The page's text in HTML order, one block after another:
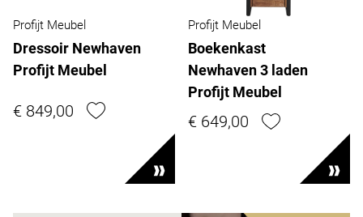
Profijt Meubel
Dressoir Newhaven
Profijt Meubel
€ 849,00
Profijt Meubel
Boekenkast
Newhaven 3 laden
Profijt Meubel
€ 649,00